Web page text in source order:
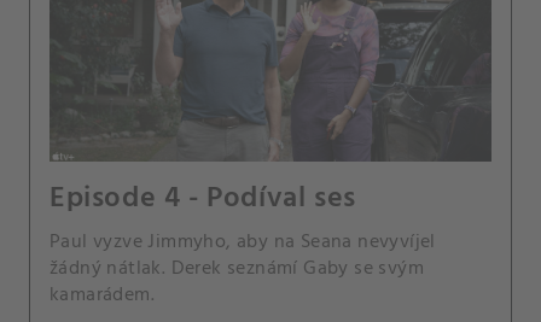
Episode 4 - Podíval ses
Paul vyzve Jimmyho, aby na Seana nevyvíjel
žádný nátlak. Derek seznámí Gaby se svým
kamarádem.